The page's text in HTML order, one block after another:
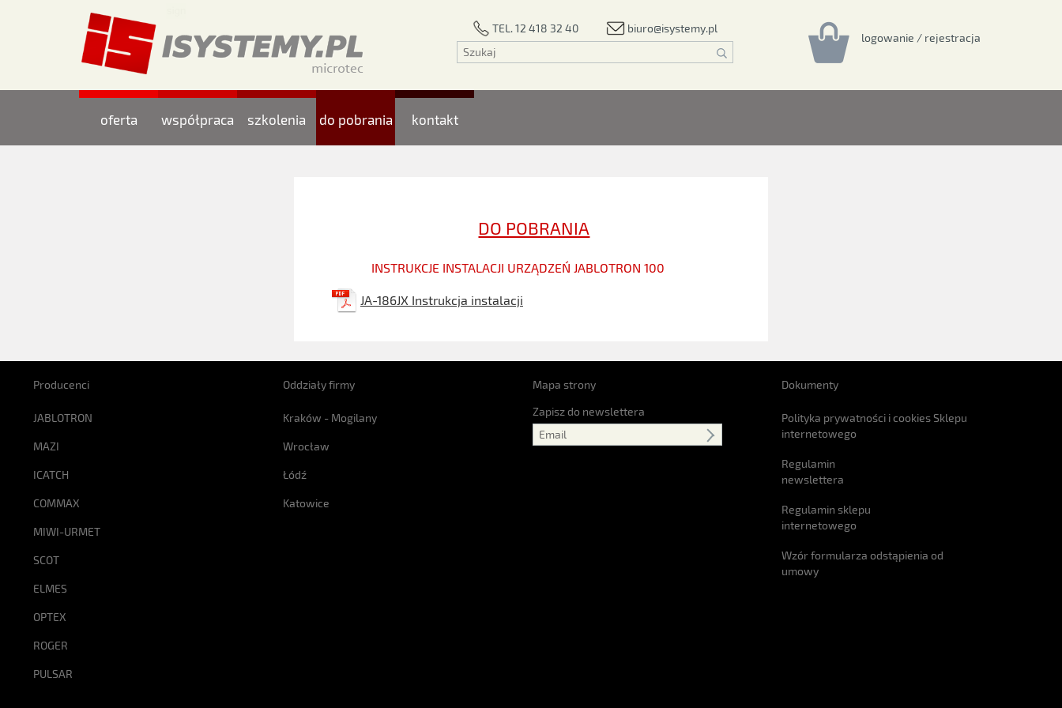
TEL. 12 418 32 40 biuro@isystemy.pl
logowanie / rejestracja
oferta współpraca szkolenia do pobrania kontakt
DO POBRANIA
INSTRUKCJE INSTALACJI URZĄDZEŃ JABLOTRON 100
JA-186JX Instrukcja instalacji
Producenci
JABLOTRON
MAZI
ICATCH
COMMAX
MIWI-URMET
SCOT
ELMES
OPTEX
ROGER
PULSAR
Oddziały firmy
Kraków - Mogilany
Wrocław
Łódź
Katowice
Mapa strony
Zapisz do newslettera
Dokumenty
Polityka prywatności i cookies Sklepu
internetowego
Regulamin
newslettera
Regulamin sklepu
internetowego
Wzór formularza odstąpienia od
umowy